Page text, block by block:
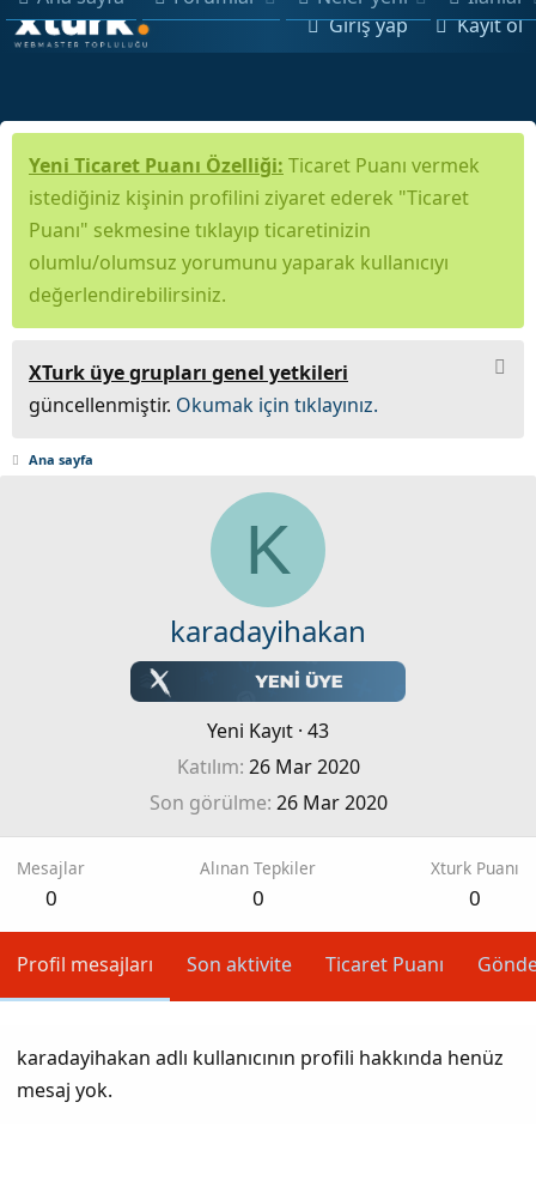
Giriş yap Kayıt ol
Yeni Ticaret Puanı Özelliği: Ticaret Puanı vermek
istediğiniz kişinin profilini ziyaret ederek "Ticaret
Puanı" sekmesine tıklayıp ticaretinizin
olumlu/olumsuz yorumunu yaparak kullanıcıyı
değerlendirebilirsiniz.
XTurk üye grupları genel yetkileri
güncellenmiştir. Okumak için tıklayınız.
Ana sayfa
K
karadayihakan
Yeni Kayıt · 43
Katılım 26 Mar 2020
Son görülme 26 Mar 2020
Mesajlar
0
Alınan Tepkiler
0
Xturk Puanı
0
Profil mesajları Son aktivite Ticaret Puanı
karadayihakan adlı kullanıcının profili hakkında henüz
mesaj yok.